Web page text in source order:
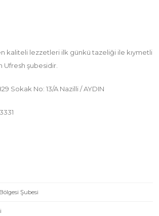
kaliteli lezzetleri ilk günkü tazeliği ile kıymetli
Ufresh şubesidir.
Sokak No: 13/A Nazilli / AYDIN
Şubesi